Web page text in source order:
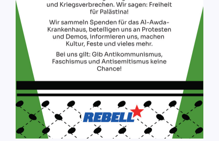
Mach mit in den Gaza-Soli-AGs des REBELL!